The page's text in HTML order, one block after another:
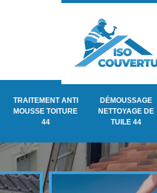
TRAITEMENT ANTI
MOUSSE TOITURE
44
DÉMOUSSAGE
NETTOYAGE DE
TUILE 44